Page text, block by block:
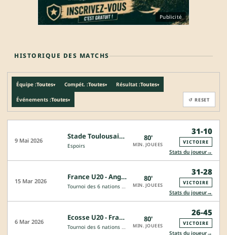
Publicité
HISTORIQUE DES MATCHS
Équipe :Toutes▾ Compét. :Toutes▾ Résultat :Toutes▾
Événements :Toutes▾ ↺ RESET
9 Mai 2026 Stade Toulousain - Racing 92
Espoirs
80'
MIN. JOUEES
31-10
VICTOIRE
Stats du joueur→
15 Mar 2026 France U20 - Angleterre U20
Tournoi des 6 nations - 20 ans
80'
MIN. JOUEES
31-28
VICTOIRE
Stats du joueur→
6 Mar 2026 Ecosse U20 - France U20
Tournoi des 6 nations - 20 ans
80'
MIN. JOUEES
26-45
VICTOIRE
Stats du joueur→